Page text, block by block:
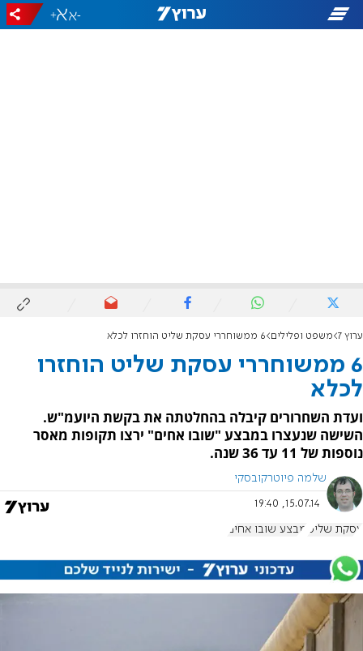
-
+
ערוץ 7 משפט ופלילים 6 ממשוחררי עסקת שליט הוחזרו לכלא
6 ממשוחררי עסקת שליט הוחזרו
לכלא
ועדת השחרורים קיבלה בהחלטתה את בקשת היועמ"ש.
השישה שנעצרו במבצע "שובו אחים" ירצו תקופות מאסר
נוספות של 11 עד 36 שנה.
שלמה פיוטרקובסקי
15.07.14, 19:40
עסקת שליט מבצע שובו אחים